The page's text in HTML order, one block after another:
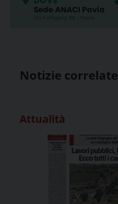
Notizie correlate
Attualità